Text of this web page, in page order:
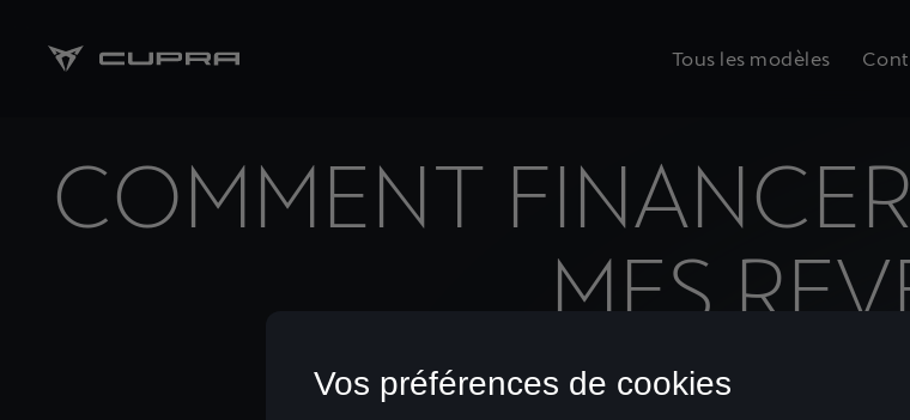
Tous les modèles
COMMENT
MES